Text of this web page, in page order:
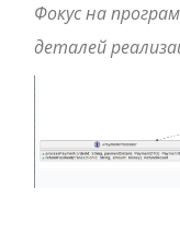
Фокус на
деталей